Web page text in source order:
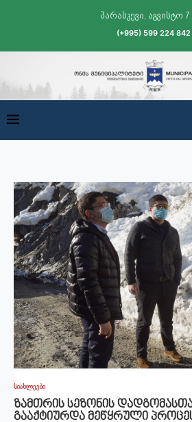
პარასკევი, აგვისტო 7
(+995) 599 224 842
სიახლეები
ზამთრის სეზონის
გააქტიურდა მეწყრული